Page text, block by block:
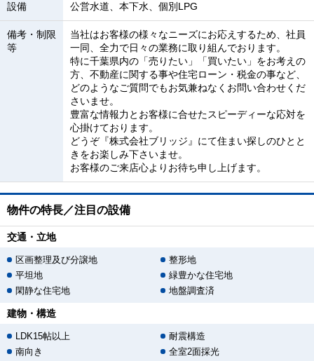
設備 公営水道、本下水、個別LPG
備考・制限
等
当社はお客様の様々なニーズにお応えするため、社員
一同、全力で日々の業務に取り組んでおります。
特に千葉県内の「売りたい」「買いたい」をお考えの
方、不動産に関する事や住宅ローン・税金の事など、
どのようなご質問でもお気兼ねなくお問い合わせくだ
さいませ。
豊富な情報力とお客様に合せたスピーディーな応対を
心掛けております。
どうぞ『株式会社ブリッジ』にて住まい探しのひとと
きをお楽しみ下さいませ。
お客様のご来店心よりお待ち申し上げます。
物件の特長／注目の設備
交通・立地
区画整理及び分譲地
整形地
平坦地
緑豊かな住宅地
閑静な住宅地
地盤調査済
建物・構造
LDK15帖以上
耐震構造
南向き
全室2面採光